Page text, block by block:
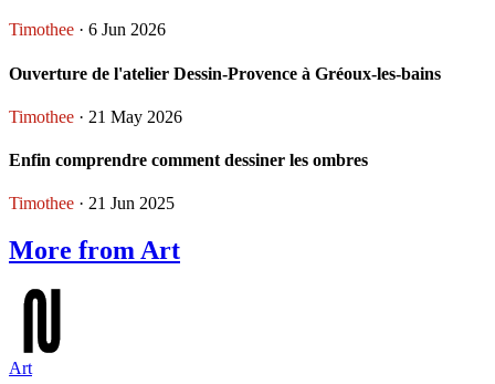
Timothee · 6 Jun 2026
Ouverture de l'atelier Dessin-Provence à Gréoux-les-bains
Timothee · 21 May 2026
Enfin comprendre comment dessiner les ombres
Timothee · 21 Jun 2025
More from Art
Art